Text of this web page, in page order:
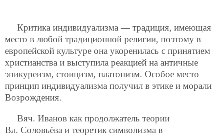
Критика индивидуализма — традиция, имеющая
место в любой традиционной религии, поэтому в
европейской культуре она укоренилась с принятием
христианства и выступила реакцией на античные
эпикуреизм, стоицизм, платонизм. Особое место
принцип индивидуализма получил в этике и морали
Возрождения.
Вяч. Иванов как продолжатель теории
Вл. Соловьёва и теоретик символизма в